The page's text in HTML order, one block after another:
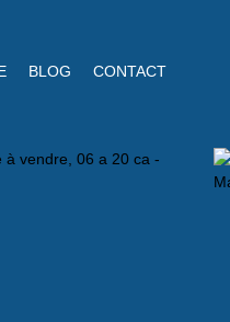
BLOG CONTACT